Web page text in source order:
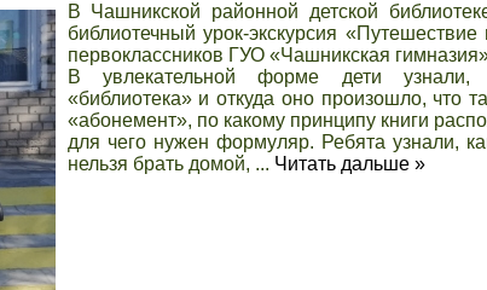
В Чашникской районной детской
библиотечный урок-экскурсия
первоклассников ГУО «Чашникская
В увлекательной форме дети узнали,
«библиотека» и откуда оно произошло, что
«абонемент», по какому принципу книги
для чего нужен формуляр. Ребята узнали,
нельзя брать домой, ... Читать дальше »